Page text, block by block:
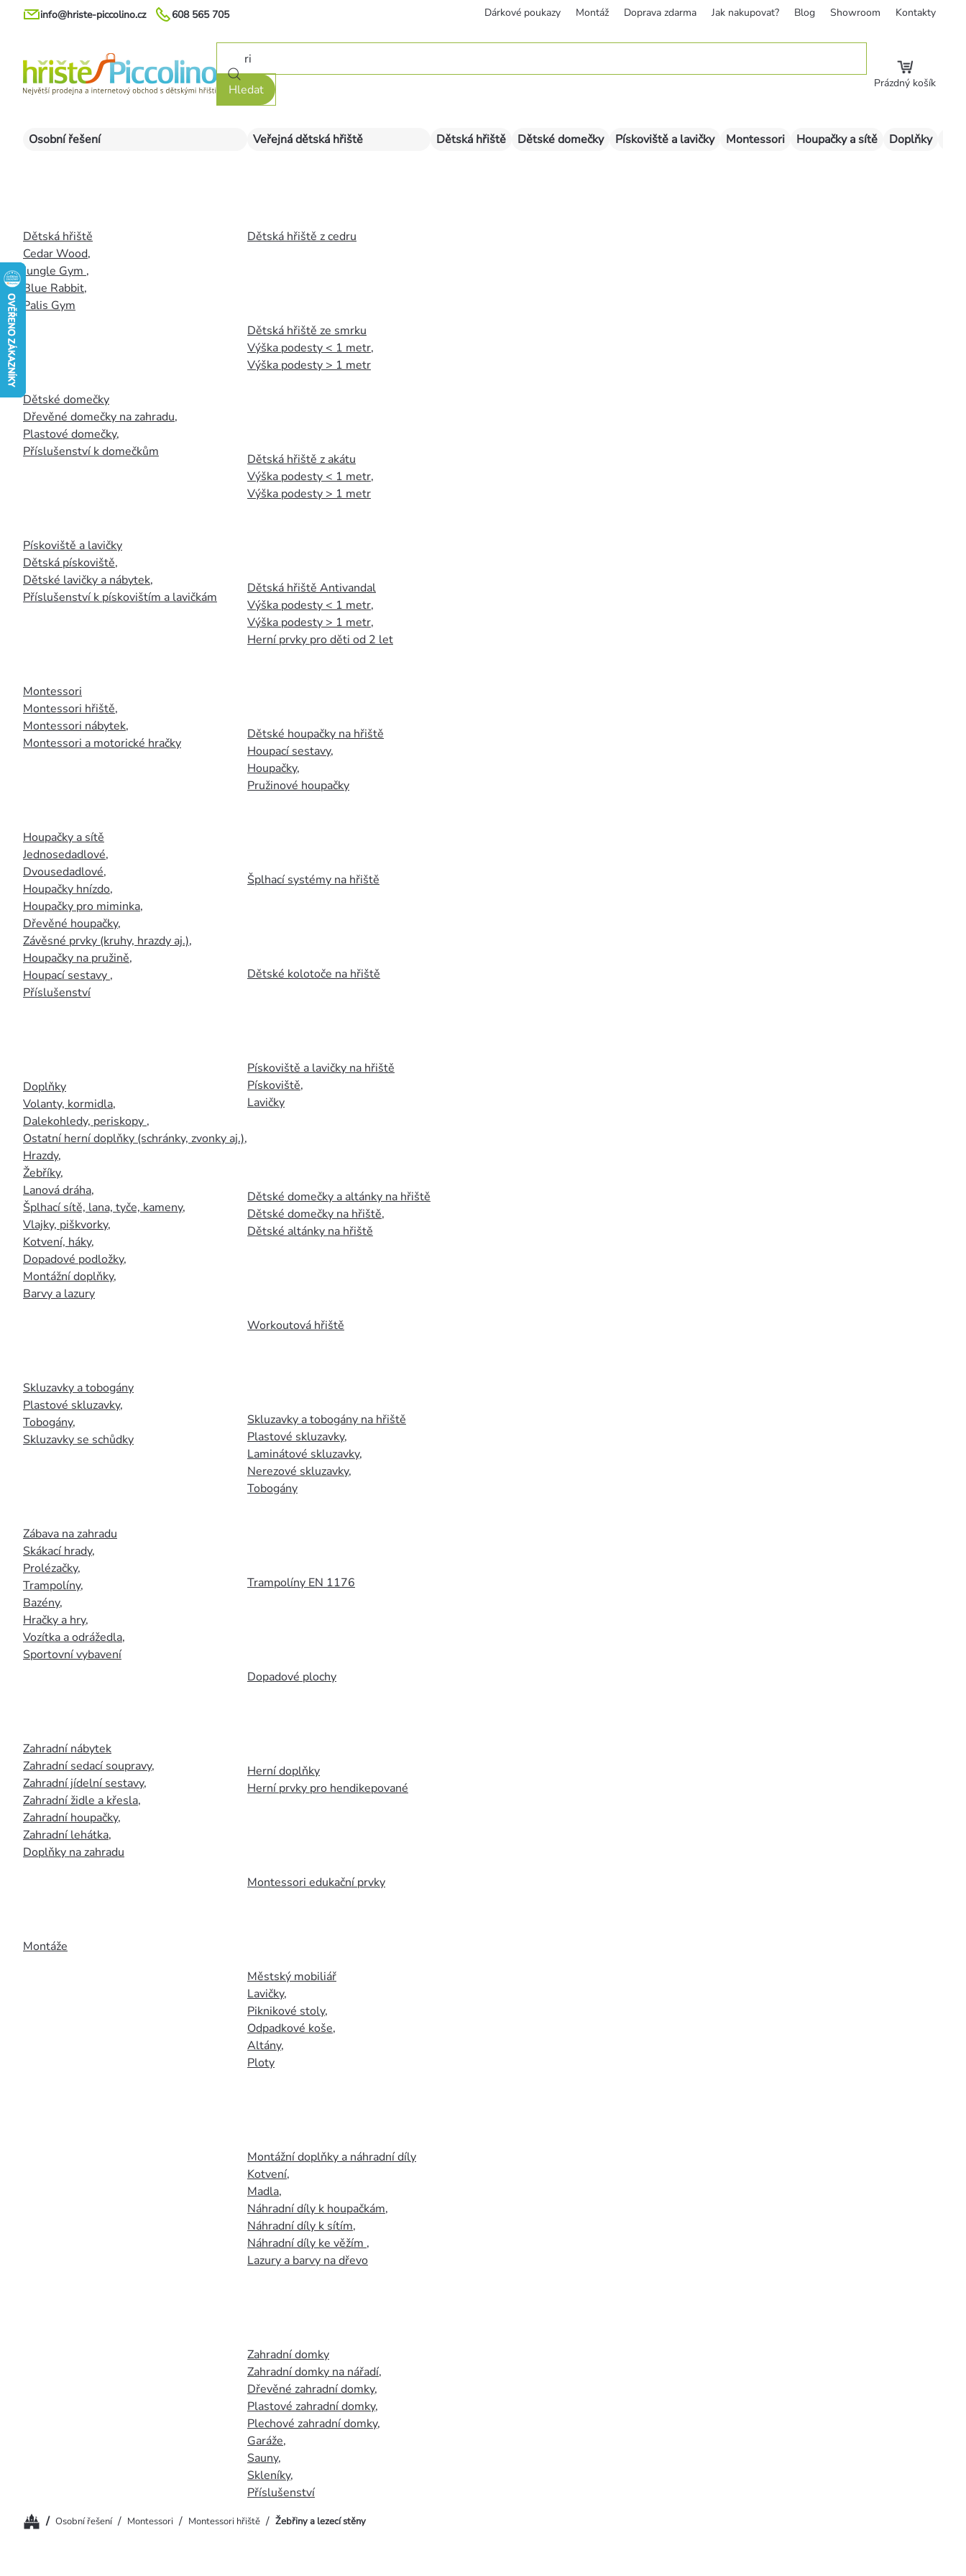
Přejít
608 565 705
info@hriste-piccolino.cz Dárkové poukazy Montáž Doprava zdarma Jak nakupovat? Blog Showroom Kontakty
Hledat Prázdný košík
Osobní řešení
Dětská hřiště
Cedar Wood,
Jungle Gym ,
Blue Rabbit,
Palis Gym
Dětské domečky
Dřevěné domečky na zahradu,
Plastové domečky,
Příslušenství k domečkům
Pískoviště a lavičky
Dětská pískoviště,
Dětské lavičky a nábytek,
Příslušenství k pískovištím a lavičkám
Montessori
Montessori hřiště,
Montessori nábytek,
Montessori a motorické hračky
Houpačky a sítě
Jednosedadlové,
Dvousedadlové,
Houpačky hnízdo,
Houpačky pro miminka,
Dřevěné houpačky,
Závěsné prvky (kruhy, hrazdy aj.),
Houpačky na pružině,
Houpací sestavy ,
Příslušenství
Doplňky
Volanty, kormidla,
Dalekohledy, periskopy ,
Ostatní herní doplňky (schránky, zvonky aj.),
Hrazdy,
Žebříky,
Lanová dráha,
Šplhací sítě, lana, tyče, kameny,
Vlajky, piškvorky,
Kotvení, háky,
Dopadové podložky,
Montážní doplňky,
Barvy a lazury
Skluzavky a tobogány
Plastové skluzavky,
Tobogány,
Skluzavky se schůdky
Zábava na zahradu
Skákací hrady,
Prolézačky,
Trampolíny,
Bazény,
Hračky a hry,
Vozítka a odrážedla,
Sportovní vybavení
Zahradní nábytek
Zahradní sedací soupravy,
Zahradní jídelní sestavy,
Zahradní židle a křesla,
Zahradní houpačky,
Zahradní lehátka,
Doplňky na zahradu
Montáže
Veřejná dětská hřiště
Dětská hřiště z cedru
Dětská hřiště ze smrku
Výška podesty < 1 metr,
Výška podesty > 1 metr
Dětská hřiště z akátu
Výška podesty < 1 metr,
Výška podesty > 1 metr
Dětská hřiště Antivandal
Výška podesty < 1 metr,
Výška podesty > 1 metr,
Herní prvky pro děti od 2 let
Dětské houpačky na hřiště
Houpací sestavy,
Houpačky,
Pružinové houpačky
Šplhací systémy na hřiště
Dětské kolotoče na hřiště
Pískoviště a lavičky na hřiště
Pískoviště,
Lavičky
Dětské domečky a altánky na hřiště
Dětské domečky na hřiště,
Dětské altánky na hřiště
Workoutová hřiště
Skluzavky a tobogány na hřiště
Plastové skluzavky,
Laminátové skluzavky,
Nerezové skluzavky,
Tobogány
Trampolíny EN 1176
Dopadové plochy
Herní doplňky
Herní prvky pro hendikepované
Montessori edukační prvky
Městský mobiliář
Lavičky,
Piknikové stoly,
Odpadkové koše,
Altány,
Ploty
Montážní doplňky a náhradní díly
Kotvení,
Madla,
Náhradní díly k houpačkám,
Náhradní díly k sítím,
Náhradní díly ke věžím ,
Lazury a barvy na dřevo
Zahradní domky
Zahradní domky na nářadí,
Dřevěné zahradní domky,
Plastové zahradní domky,
Plechové zahradní domky,
Garáže,
Sauny,
Skleníky,
Příslušenství
Dětská hřiště Dětské domečky Pískoviště a lavičky Montessori Houpačky a sítě Doplňky
Domů/ Osobní řešení / Montessori / Montessori hřiště / Žebřiny a lezecí stěny